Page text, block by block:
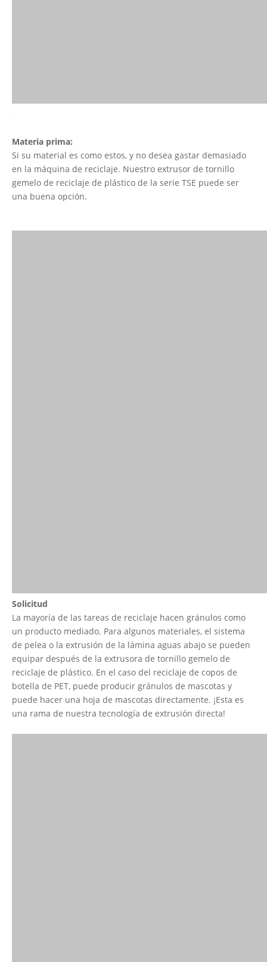
Materia prima:
Si su material es como estos, y no desea gastar demasiado
en la máquina de reciclaje. Nuestro extrusor de tornillo
gemelo de reciclaje de plástico de la serie TSE puede ser
una buena opción.
Solicitud
La mayoría de las tareas de reciclaje hacen gránulos como
un producto mediado. Para algunos materiales, el sistema
de pelea o la extrusión de la lámina aguas abajo se pueden
equipar después de la extrusora de tornillo gemelo de
reciclaje de plástico. En el caso del reciclaje de copos de
botella de PET, puede producir gránulos de mascotas y
puede hacer una hoja de mascotas directamente. ¡Esta es
una rama de nuestra tecnología de extrusión directa!